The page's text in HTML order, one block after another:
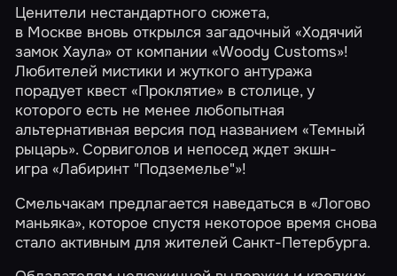
Ценители нестандартного сюжета,
в Москве вновь открылся загадочный«Ходячий
замок Хаула» от компании «Woody Customs»!
Любителей мистики и жуткого антуража
порадует квест«Проклятие» в столице, у
которого есть не менее любопытная
альтернативная версия под названием«Темный
рыцарь». Сорвиголов и непосед ждет экшн-
игра«Лабиринт "Подземелье"»!
Смельчакам предлагается наведаться в«Логово
маньяка», которое спустя некоторое время снова
стало активным для жителей Санкт-Петербурга.